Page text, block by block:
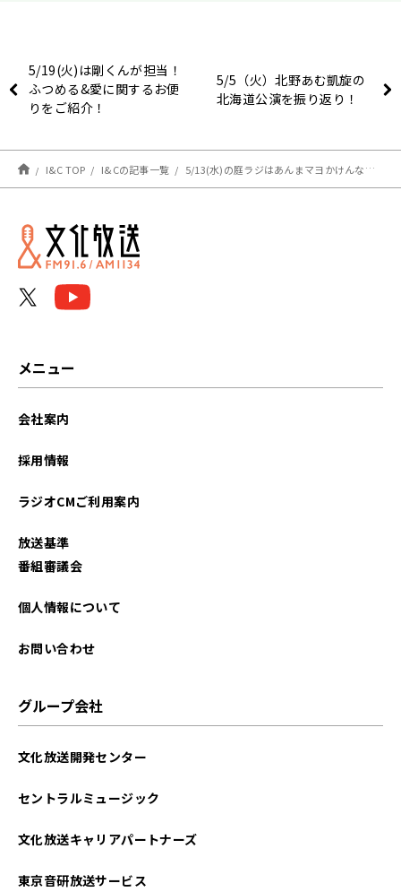
5/19(火)は剛くんが担当！
ふつめる&愛に関するお便
りをご紹介！
5/5（火）北野あむ凱旋の
北海道公演を振り返り！
I&C TOP I&Cの記事一覧 5/13(水)の庭ラジはあんまマヨかけんなよ&久々のキスマイ玉森くんメールの紹介など！
メニュー
会社案内
採用情報
ラジオCMご利用案内
放送基準
番組審議会
個人情報について
お問い合わせ
グループ会社
文化放送開発センター
セントラルミュージック
文化放送キャリアパートナーズ
東京音研放送サービス